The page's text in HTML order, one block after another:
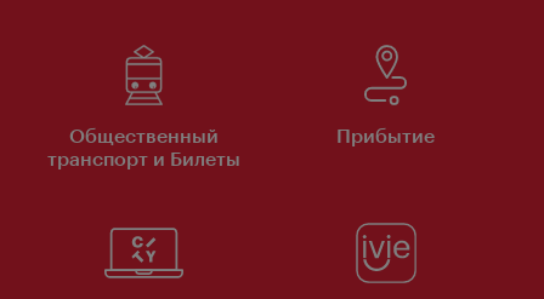
Общественный
транспорт и Билеты
Прибытие